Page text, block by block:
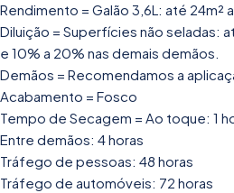
Rendimento = Galão 3,6L: até 24m²
Diluição = Superfícies não seladas:
e 10% a 20% nas demais demãos.
Demãos = Recomendamos a
Acabamento = Fosco
Tempo de Secagem = Ao toque: 1
Entre demãos: 4 horas
Tráfego de pessoas: 48 horas
Tráfego de automóveis: 72 horas